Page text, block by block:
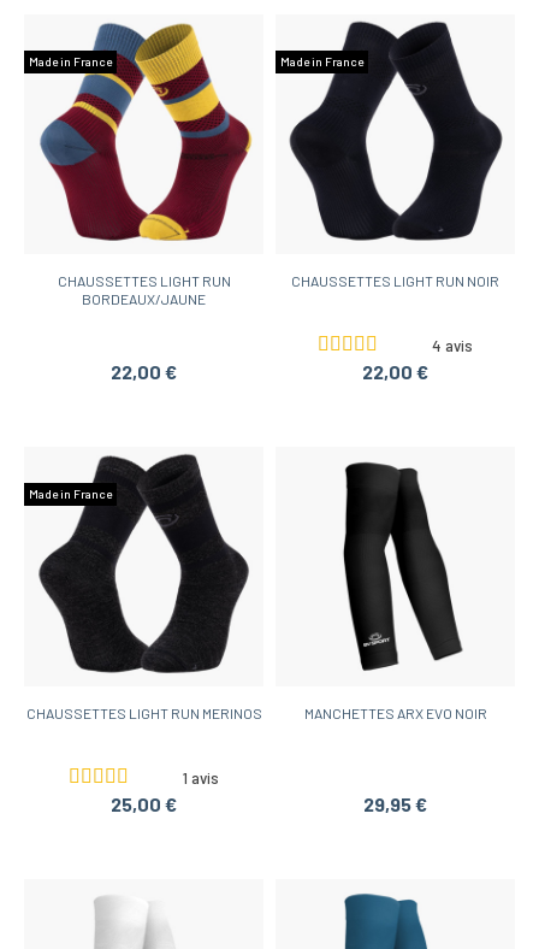
Made in France
CHAUSSETTES LIGHT RUN
BORDEAUX/JAUNE
22,00 €
Made in France
CHAUSSETTES LIGHT RUN NOIR
4 avis
22,00 €
Made in France
CHAUSSETTES LIGHT RUN MERINOS
1 avis
25,00 €
MANCHETTES ARX EVO NOIR
29,95 €